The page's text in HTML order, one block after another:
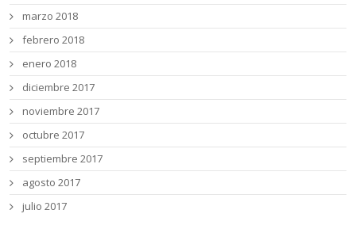
marzo 2018
febrero 2018
enero 2018
diciembre 2017
noviembre 2017
octubre 2017
septiembre 2017
agosto 2017
julio 2017